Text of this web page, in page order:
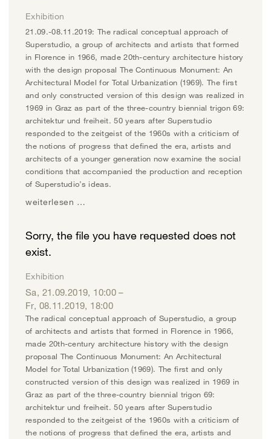
Exhibition
21.09.-08.11.2019: The radical conceptual approach of
Superstudio, a group of architects and artists that formed
in Florence in 1966, made 20th-century architecture history
with the design proposal The Continuous Monument: An
Architectural Model for Total Urbanization (1969). The first
and only constructed version of this design was realized in
1969 in Graz as part of the three-country biennial trigon 69:
architektur und freiheit. 50 years after Superstudio
responded to the zeitgeist of the 1960s with a criticism of
the notions of progress that defined the era, artists and
architects of a younger generation now examine the social
conditions that accompanied the production and reception
of Superstudio’s ideas.
weiterlesen …
Sorry, the file you have requested does not
exist.
Exhibition
Sa, 21.09.2019, 10:00 –
Fr, 08.11.2019, 18:00
The radical conceptual approach of Superstudio, a group
of architects and artists that formed in Florence in 1966,
made 20th-century architecture history with the design
proposal The Continuous Monument: An Architectural
Model for Total Urbanization (1969). The first and only
constructed version of this design was realized in 1969 in
Graz as part of the three-country biennial trigon 69:
architektur und freiheit. 50 years after Superstudio
responded to the zeitgeist of the 1960s with a criticism of
the notions of progress that defined the era, artists and